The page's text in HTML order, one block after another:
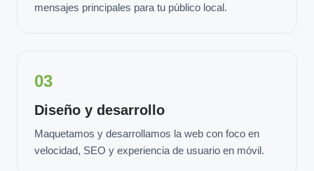
mensajes principales para tu público local.
03
Diseño y desarrollo
Maquetamos y desarrollamos la web con foco en
velocidad, SEO y experiencia de usuario en móvil.